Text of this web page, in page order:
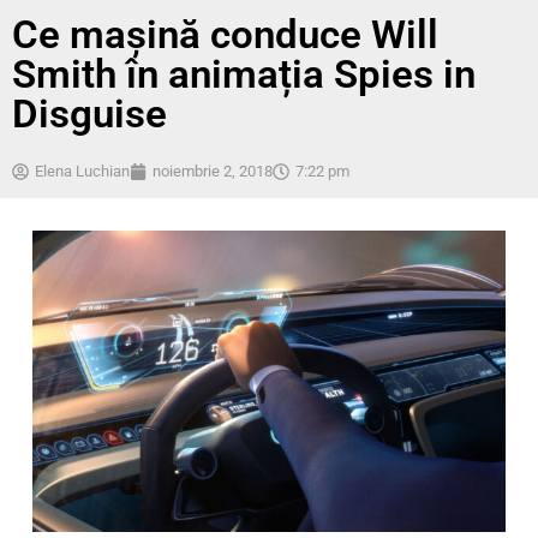
Ce mașină conduce Will
Smith în animația Spies in
Disguise
Elena Luchian noiembrie 2, 2018 7:22 pm